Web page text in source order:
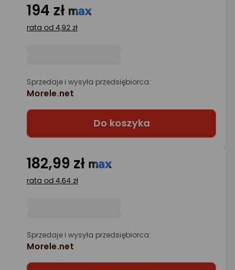
194 zł
rata od 4,92 zł
Sprzedaje i wysyła przedsiębiorca:
Morele.net
Do koszyka
182,99 zł
rata od 4,64 zł
Sprzedaje i wysyła przedsiębiorca:
Morele.net